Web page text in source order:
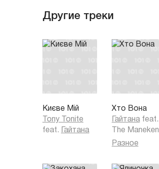
Другие треки
Києве Мій
Tony Tonite
feat.
Гайтана
Хто Вона
Гайтана feat.
The Maneken
Разное